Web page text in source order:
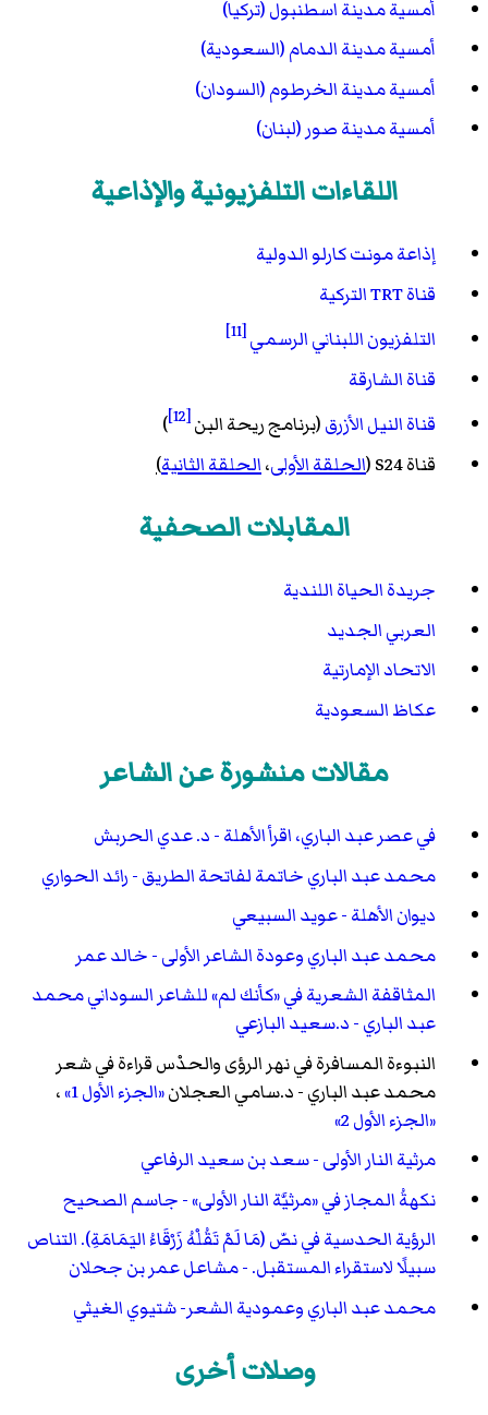
أمسية مدينة اسطنبول (تركيا)
أمسية مدينة الدمام (السعودية)
أمسية مدينة الخرطوم (السودان)
أمسية مدينة صور (لبنان)
اللقاءات التلفزيونية والإذاعية
إذاعة مونت كارلو الدولية
قناة TRT التركية
التلفزيون اللبناني الرسمي[11]
قناة الشارقة
قناة النيل الأزرق(برنامج ريحة البن[12]
)
قناة S24 (
الحلقة الأولى،الحلقة الثانية)
المقابلات الصحفية
جريدة الحياة اللندية
العربي الجديد
الاتحاد الإمارتية
عكاظ السعودية
مقالات منشورة عن الشاعر
في عصر عبد الباري، اقرأ الأهلة - د. عدي الحربش
محمد عبد الباري خاتمة لفاتحة الطريق - رائد الحواري
ديوان الأهلة - عويد السبيعي
محمد عبد الباري وعودة الشاعر الأولى - خالد عمر
المثاقفة الشعرية في «كأنك لم» للشاعر السوداني محمد
عبد الباري - د.سعيد البازعي
النبوءة المسافرة في نهر الرؤى والحدْس قراءة في شعر
محمد عبد الباري - د.سامي العجلان«الجزء الأول 1»
،
«الجزء الأول 2»
مرثية النار الأولى - سعد بن سعيد الرفاعي
نكهةُ المجاز في «مرثيَّة النار الأولى» - جاسم الصحيح
الرؤية الحدسية في نصّ (مَا لَمْ تَقُلْهُ زَرْقَاءُ اليَمَامَةِ). التناص
سبيلًا لاستقراء المستقبل. - مشاعل عمر بن جحلان
محمد عبد الباري وعمودية الشعر- شتيوي الغيثي
وصلات أخرى